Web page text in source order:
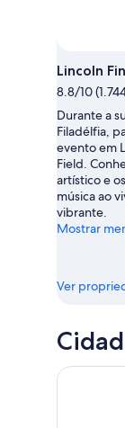
de
ago.
de
ago.
-
16
de
ago.
Lincoln
8.8/10
Durante a
Filadélfia,
evento em
Field.
artístico e
música ao
vibrante.
Mostrar
Ver